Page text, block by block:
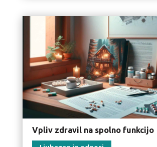
Vpliv zdravil na spolno funkcijo